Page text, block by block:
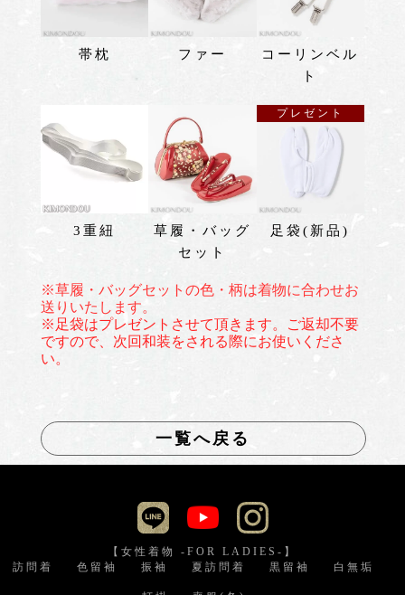
帯枕 ファー
コーリンベル
ト
3重紐
草履・バッグ
セット
プレゼント
足袋(新品)
※草履・バッグセットの色・柄は着物に合わせお
送りいたします。
※足袋はプレゼントさせて頂きます。ご返却不要
ですので、次回和装をされる際にお使いくださ
い。
一覧へ戻る
【女性着物 -FOR LADIES-】
訪問着
色留袖 振袖 夏訪問着 黒留袖 白無垢